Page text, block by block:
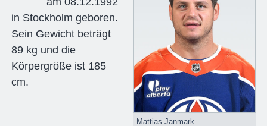
Mattias Janmark.
in Stockholm geboren.
Sein Gewicht beträgt
89 kg und die
Körpergröße ist 185
cm.